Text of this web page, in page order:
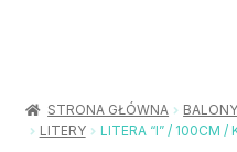
Urodziny / Imprezy
STRONA GŁÓWNA
LITERY
LITERA “I” / 100CM /